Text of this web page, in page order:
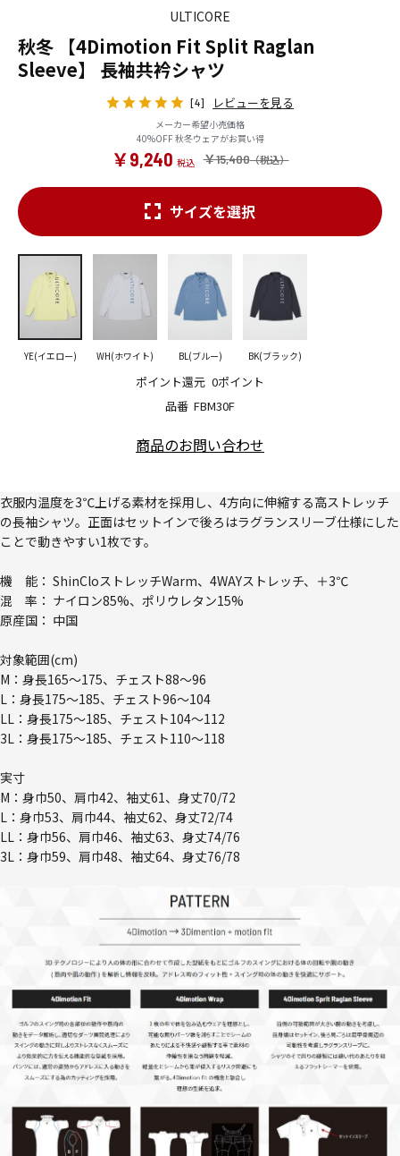
ULTICORE
秋冬 【4Dimotion Fit Split Raglan
Sleeve】 長袖共衿シャツ
[4] レビューを見る
メーカー希望小売価格
40%OFF 秋冬ウェアがお買い得
￥15,400
￥9,240
品番 FBM30F
ポイント還元 0ポイント
サイズを選択
YE(イエロー) WH(ホワイト) BL(ブルー) BK(ブラック)
商品のお問い合わせ
衣服内温度を3℃上げる素材を採用し、4方向に伸縮する高ストレッチ
の長袖シャツ。正面はセットインで後ろはラグランスリーブ仕様にした
ことで動きやすい1枚です。
機 能： ShinCloストレッチWarm、4WAYストレッチ、＋3℃
混 率： ナイロン85%、ポリウレタン15%
原産国： 中国
対象範囲(cm)
M：身長165～175、チェスト88～96
L：身長175～185、チェスト96～104
LL：身長175～185、チェスト104～112
3L：身長175～185、チェスト110～118
実寸
M：身巾50、肩巾42、袖丈61、身丈70/72
L：身巾53、肩巾44、袖丈62、身丈72/74
LL：身巾56、肩巾46、袖丈63、身丈74/76
3L：身巾59、肩巾48、袖丈64、身丈76/78